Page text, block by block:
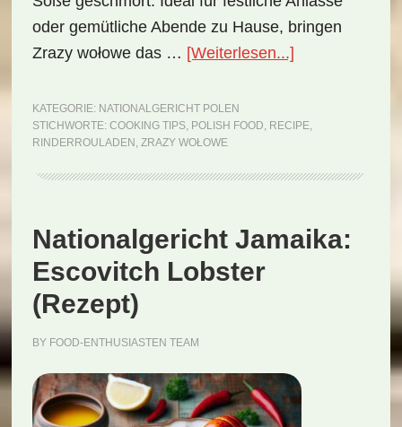
oder gemütliche Abende zu Hause, bringen
Zrazy wołowe das … [Weiterlesen...]
wołowe
KATEGORIE: NATIONALGERICHT POLEN
STICHWORTE: COOKING TIPS, POLISH FOOD, RECIPE,
RINDERROULADEN , ZRAZY WOŁOWE
Nationalgericht Jamaika:
Escovitch Lobster
(Rezept)
BY FOOD-ENTHUSIASTEN TEAM